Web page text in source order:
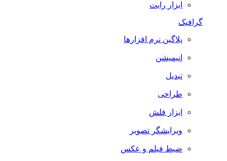
ابزار رایت
گرافیک
پلاگین نرم افزارها
انیمیشن
تبدیل
طراحی
ابزار فلش
ویرایشگر تصویر
ضبط فيلم و عكس